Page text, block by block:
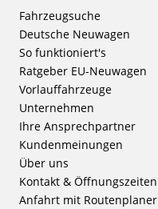
Fahrzeugsuche
Deutsche Neuwagen
So funktioniert's
Ratgeber EU-Neuwagen
Vorlauffahrzeuge
Unternehmen
Ihre Ansprechpartner
Kundenmeinungen
Über uns
Kontakt & Öffnungszeiten
Anfahrt mit Routenplaner